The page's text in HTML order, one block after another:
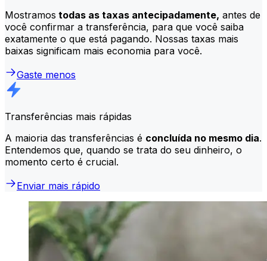
Mostramos todas as taxas antecipadamente, antes de
você confirmar a transferência, para que você saiba
exatamente o que está pagando. Nossas taxas mais
baixas significam mais economia para você.
Gaste menos
Transferências mais rápidas
A maioria das transferências é concluída no mesmo dia.
Entendemos que, quando se trata do seu dinheiro, o
momento certo é crucial.
Enviar mais rápido